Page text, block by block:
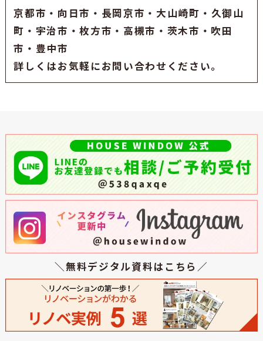
京都市 ・ 向日市 ・ 長岡京市 ・大山崎町・久御山
町・ 宇治市 ・枚方市・高槻市・茨木市・吹田
市・豊中市
詳しくはお気軽にお問い合わせください。
＼無料デジタル資料はこちら／